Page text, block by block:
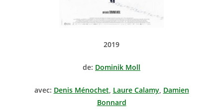
2019
de: Dominik Moll
avec: Denis Ménochet, Laure Calamy, Damien
Bonnard